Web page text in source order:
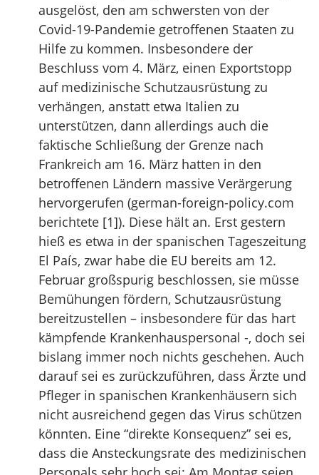
ausgelöst, den am schwersten von der
Covid-19-Pandemie getroffenen Staaten zu
Hilfe zu kommen. Insbesondere der
Beschluss vom 4. März, einen Exportstopp
auf medizinische Schutzausrüstung zu
verhängen, anstatt etwa Italien zu
unterstützen, dann allerdings auch die
faktische Schließung der Grenze nach
Frankreich am 16. März hatten in den
betroffenen Ländern massive Verärgerung
hervorgerufen (german-foreign-policy.com
berichtete [1]). Diese hält an. Erst gestern
hieß es etwa in der spanischen Tageszeitung
El País, zwar habe die EU bereits am 12.
Februar großspurig beschlossen, sie müsse
Bemühungen fördern, Schutzausrüstung
bereitzustellen – insbesondere für das hart
kämpfende Krankenhauspersonal -, doch sei
bislang immer noch nichts geschehen. Auch
darauf sei es zurückzuführen, dass Ärzte und
Pfleger in spanischen Krankenhäusern sich
nicht ausreichend gegen das Virus schützen
könnten. Eine “direkte Konsequenz” sei es,
dass die Ansteckungsrate des medizinischen